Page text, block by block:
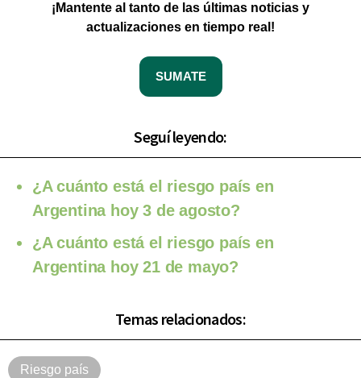
¡Mantente al tanto de las últimas noticias y
actualizaciones en tiempo real!
SUMATE
Seguí leyendo:
¿A cuánto está el riesgo país en
Argentina hoy 3 de agosto?
¿A cuánto está el riesgo país en
Argentina hoy 21 de mayo?
Temas relacionados:
Riesgo país